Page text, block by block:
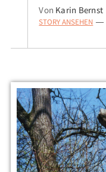
Von Karin Bernst
STORY ANSEHEN —